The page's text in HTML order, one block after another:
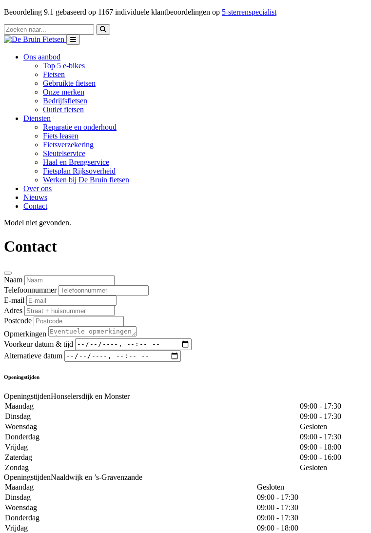
Beoordeling 9.1 gebaseerd op 1167 individuele klantbeoordelingen op 5-sterrenspecialist
Ons aanbod
Top 5 e-bikes
Fietsen
Gebruikte fietsen
Onze merken
Bedrijfsfietsen
Outlet fietsen
Diensten
Reparatie en onderhoud
Fiets leasen
Fietsverzekering
Sleutelservice
Haal en Brengservice
Fietsplan Rijksoverheid
Werken bij De Bruin fietsen
Over ons
Nieuws
Contact
Model niet gevonden.
Contact
Naam
Telefoonnummer
E-mail
Adres
Postcode
Opmerkingen
Voorkeur datum & tijd
Alternatieve datum
Openingstijden
OpeningstijdenHonselersdijk en Monster
Maandag
09:00 - 17:30
Dinsdag
09:00 - 17:30
Woensdag
Gesloten
Donderdag
09:00 - 17:30
Vrijdag
09:00 - 18:00
Zaterdag
09:00 - 16:00
Zondag
Gesloten
OpeningstijdenNaaldwijk en ’s-Gravenzande
Maandag
Gesloten
Dinsdag
09:00 - 17:30
Woensdag
09:00 - 17:30
Donderdag
09:00 - 17:30
Vrijdag
09:00 - 18:00